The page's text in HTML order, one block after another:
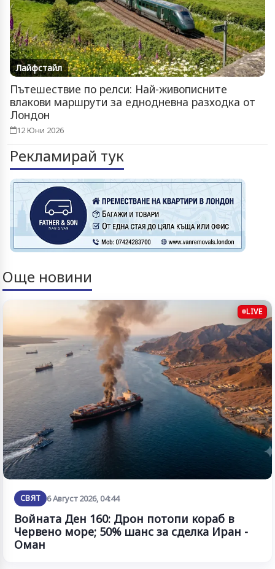
Лайфстайл
Пътешествие по релси: Най-живописните
влакови маршрути за еднодневна разходка от
Лондон
12 Юни 2026
Рекламирай тук
Още новини
LIVE
СВЯТ 6 Август 2026, 04:44
Войната Ден 160: Дрон потопи кораб в
Червено море; 50% шанс за сделка Иран -
Оман